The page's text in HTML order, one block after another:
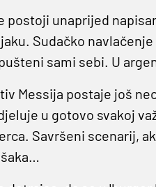
unaprijed
Sudačko
sami sebi. U
Messija postaje još
u gotovo svakoj
Savršeni scenarij,